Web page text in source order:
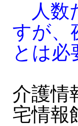
人数
すが、
とは必
介護情
宅情